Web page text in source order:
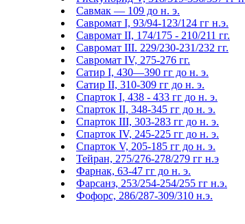
Савмак — 109 до н. э.
Савромат I, 93/94-123/124 гг н.э.
Савромат II, 174/175 - 210/211 гг.
Савромат III. 229/230-231/232 гг.
Савромат IV, 275-276 гг.
Сатир I, 430—390 гг до н. э.
Сатир II, 310-309 гг до н. э.
Спарток I, 438 - 433 гг до н. э.
Спарток II, 348-345 гг до н. э.
Спарток III, 303-283 гг до н. э.
Спарток IV, 245-225 гг до н. э.
Спарток V, 205-185 гг до н. э.
Тейран, 275/276-278/279 гг н.э
Фарнак, 63-47 гг до н. э.
Фарсанз, 253/254-254/255 гг н.э.
Фофорс, 286/287-309/310 н.э.